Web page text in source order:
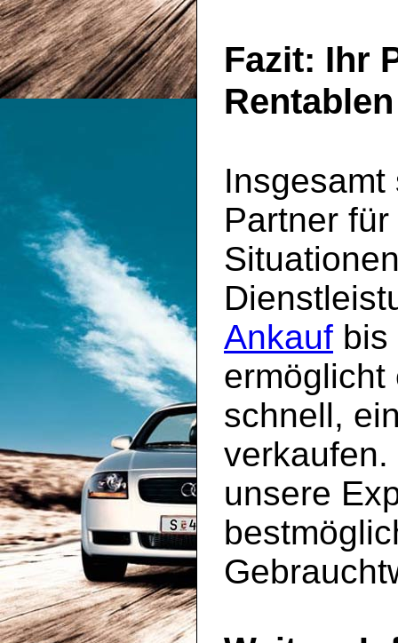
Fazit: Ihr
Partner
Ankauf bis
ermöglicht
schnell,
unsere